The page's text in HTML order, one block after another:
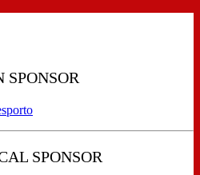
SPONSOR
SPONSOR